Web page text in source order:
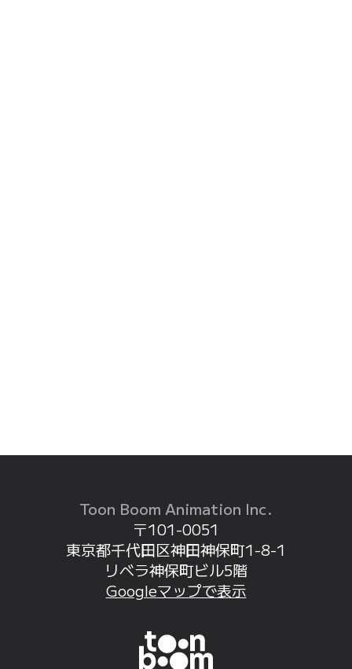
Toon Boom Animation Inc.
〒101-0051
東京都千代田区神田神保町1-8-1
リベラ神保町ビル5階
Googleマップで表示